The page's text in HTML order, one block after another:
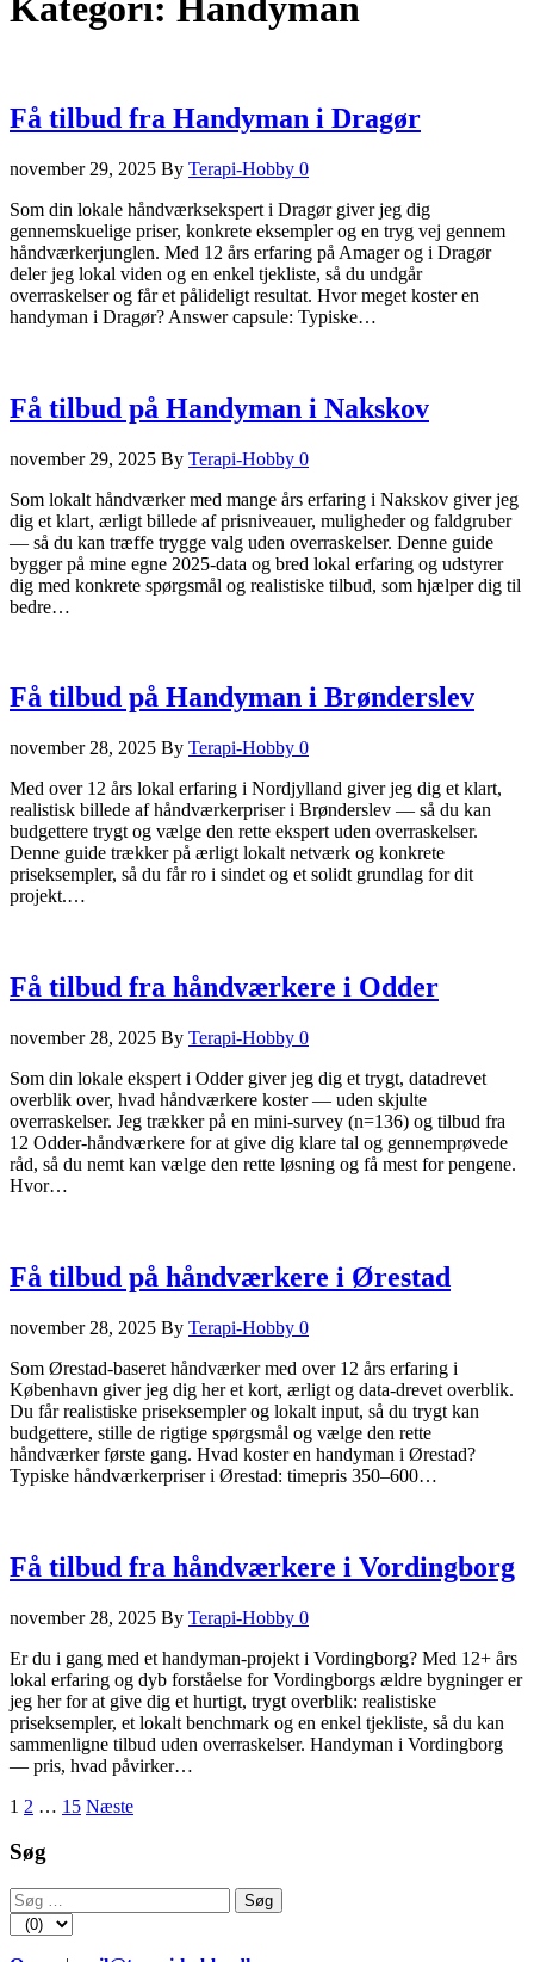
Kategori: Handyman
Få tilbud fra Handyman i Dragør
november 29, 2025 By Terapi-Hobby 0
Som din lokale håndværksekspert i Dragør giver jeg dig
gennemskuelige priser, konkrete eksempler og en tryg vej gennem
håndværkerjunglen. Med 12 års erfaring på Amager og i Dragør
deler jeg lokal viden og en enkel tjekliste, så du undgår
overraskelser og får et pålideligt resultat. Hvor meget koster en
handyman i Dragør? Answer capsule: Typiske…
Få tilbud på Handyman i Nakskov
november 29, 2025 By Terapi-Hobby 0
Som lokalt håndværker med mange års erfaring i Nakskov giver jeg
dig et klart, ærligt billede af prisniveauer, muligheder og faldgruber
— så du kan træffe trygge valg uden overraskelser. Denne guide
bygger på mine egne 2025-data og bred lokal erfaring og udstyrer
dig med konkrete spørgsmål og realistiske tilbud, som hjælper dig til
bedre…
Få tilbud på Handyman i Brønderslev
november 28, 2025 By Terapi-Hobby 0
Med over 12 års lokal erfaring i Nordjylland giver jeg dig et klart,
realistisk billede af håndværkerpriser i Brønderslev — så du kan
budgettere trygt og vælge den rette ekspert uden overraskelser.
Denne guide trækker på ærligt lokalt netværk og konkrete
priseksempler, så du får ro i sindet og et solidt grundlag for dit
projekt.…
Få tilbud fra håndværkere i Odder
november 28, 2025 By Terapi-Hobby 0
Som din lokale ekspert i Odder giver jeg dig et trygt, datadrevet
overblik over, hvad håndværkere koster — uden skjulte
overraskelser. Jeg trækker på en mini‑survey (n=136) og tilbud fra
12 Odder-håndværkere for at give dig klare tal og gennemprøvede
råd, så du nemt kan vælge den rette løsning og få mest for pengene.
Hvor…
Få tilbud på håndværkere i Ørestad
november 28, 2025 By Terapi-Hobby 0
Som Ørestad‑baseret håndværker med over 12 års erfaring i
København giver jeg dig her et kort, ærligt og data‑drevet overblik.
Du får realistiske priseksempler og lokalt input, så du trygt kan
budgettere, stille de rigtige spørgsmål og vælge den rette
håndværker første gang. Hvad koster en handyman i Ørestad?
Typiske håndværkerpriser i Ørestad: timepris 350–600…
Få tilbud fra håndværkere i Vordingborg
november 28, 2025 By Terapi-Hobby 0
Er du i gang med et handyman-projekt i Vordingborg? Med 12+ års
lokal erfaring og dyb forståelse for Vordingborgs ældre bygninger er
jeg her for at give dig et hurtigt, trygt overblik: realistiske
priseksempler, et lokalt benchmark og en enkel tjekliste, så du kan
sammenligne tilbud uden overraskelser. Handyman i Vordingborg
— pris, hvad påvirker…
Indlægsinddeling
1 2 … 15 Næste
Søg
Søg
efter: